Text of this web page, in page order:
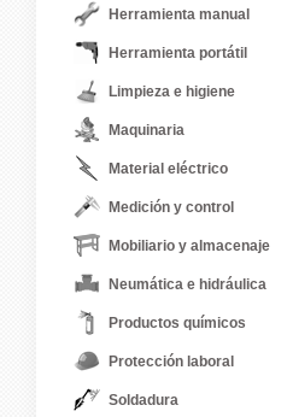
Herramienta manual
Herramienta portátil
Limpieza e higiene
Maquinaria
Material eléctrico
Medición y control
Mobiliario y almacenaje
Neumática e hidráulica
Productos químicos
Protección laboral
Soldadura